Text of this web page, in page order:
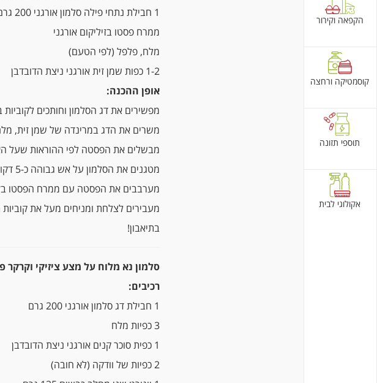
הקפאה וקירור
קוסמטיקה ורחצה
תוספי תזונה
אקולוגי לבית
1 חבילת נתחי פילה סלמון אורגני 200 גרם
ממרח פסטו בזיליקום אורגני
מלח, פלפל (לפי הטעם)
1-2 כפות שמן זית אורגני ניצת הדובדבן
אופן ההכנה:
מפשירים את דג הסלמון וחותכים לקוביות
משרים את הדג במרינדה של שמן זית, מלח
מבשלים את הפסטה לפי ההוראות שעל
מטגנים את הסלמון על אש גבוהה כ-5 דקות
מערבבים את הפסטה עם ממרח הפסטו
מעבירים לצלחת ומניחים מעל את
בתיאבון!
סלמון נא מלוח על מצע ציזיקי וקרקר
רכיבים:
1 חבילת דג סלמון אורגני 200 גרם
3 כפיות מלח
1 כפית סוכר קנים אורגני ניצת הדובדבן
2 כפיות של וודקה (לא חובה)